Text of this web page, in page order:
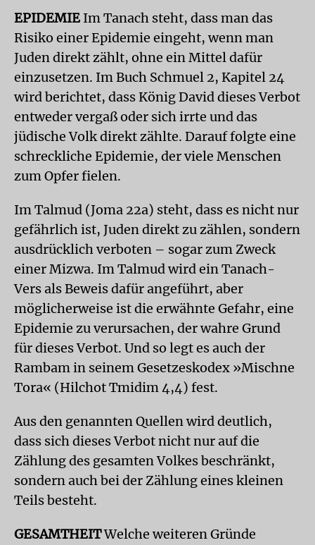
EPIDEMIE Im Tanach steht, dass man das
Risiko einer Epidemie eingeht, wenn man
Juden direkt zählt, ohne ein Mittel dafür
einzusetzen. Im Buch Schmuel 2, Kapitel 24
wird berichtet, dass König David dieses Verbot
entweder vergaß oder sich irrte und das
jüdische Volk direkt zählte. Darauf folgte eine
schreckliche Epidemie, der viele Menschen
zum Opfer fielen.
Im Talmud (Joma 22a) steht, dass es nicht nur
gefährlich ist, Juden direkt zu zählen, sondern
ausdrücklich verboten – sogar zum Zweck
einer Mizwa. Im Talmud wird ein Tanach-
Vers als Beweis dafür angeführt, aber
möglicherweise ist die erwähnte Gefahr, eine
Epidemie zu verursachen, der wahre Grund
für dieses Verbot. Und so legt es auch der
Rambam in seinem Gesetzeskodex »Mischne
Tora« (Hilchot Tmidim 4,4) fest.
Aus den genannten Quellen wird deutlich,
dass sich dieses Verbot nicht nur auf die
Zählung des gesamten Volkes beschränkt,
sondern auch bei der Zählung eines kleinen
Teils besteht.
GESAMTHEITWelche weiteren Gründe